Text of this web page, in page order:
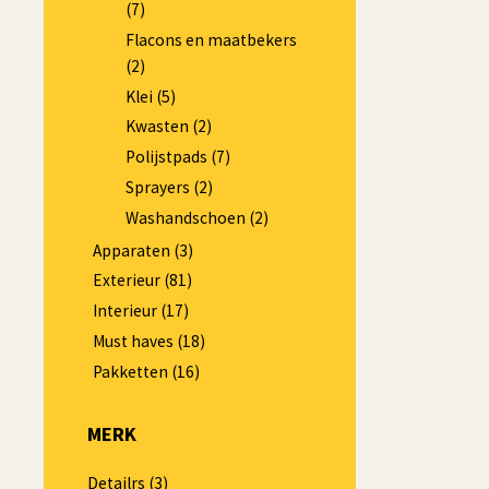
(7)
Flacons en maatbekers
(2)
Klei (5)
Kwasten (2)
Polijstpads (7)
Sprayers (2)
Washandschoen (2)
Apparaten (3)
Exterieur (81)
Interieur (17)
Must haves (18)
Pakketten (16)
MERK
Detailrs (3)